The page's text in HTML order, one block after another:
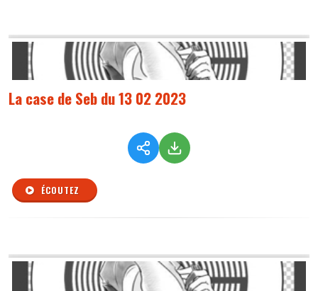
La case de Seb du 13 02 2023
ÉCOUTEZ